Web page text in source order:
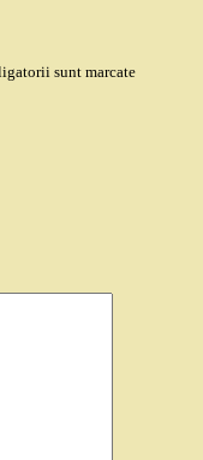
sunt marcate